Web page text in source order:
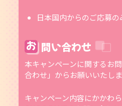
日本国内からのご応募の
お 問い合わせ
本キャンペーンに関するお
合わせ」からお願いいたしま
キャンペーン内容にかかわ